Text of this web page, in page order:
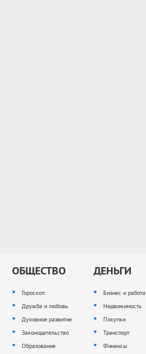
ОБЩЕСТВО
Гороскоп
Дружба и любовь
Духовное развитие
Законодательство
Образование
ДЕНЬГИ
Бизнес и работа
Недвижимость
Покупки
Транспорт
Финансы